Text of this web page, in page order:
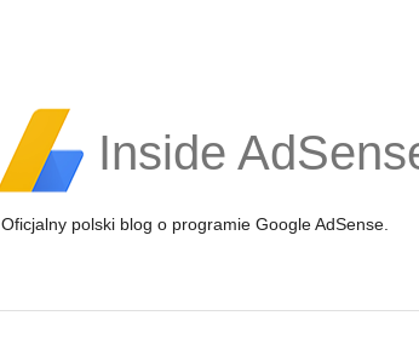
Inside
Oficjalny polski blog o programie Google AdSense.